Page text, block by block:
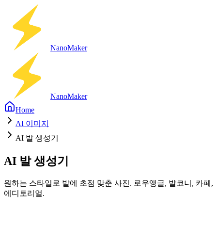
NanoMaker
NanoMaker
Home
AI 이미지
AI 발 생성기
AI 발 생성기
원하는 스타일로 발에 초점 맞춘 사진. 로우앵글, 발코니, 카페,
에디토리얼.